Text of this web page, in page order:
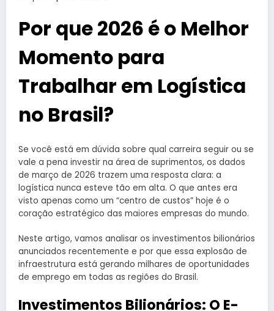
Por que 2026 é o Melhor
Momento para
Trabalhar em Logística
no Brasil?
Se você está em dúvida sobre qual carreira seguir ou se
vale a pena investir na área de suprimentos, os dados
de março de 2026 trazem uma resposta clara: a
logística nunca esteve tão em alta. O que antes era
visto apenas como um “centro de custos” hoje é o
coração estratégico das maiores empresas do mundo.
Neste artigo, vamos analisar os investimentos bilionários
anunciados recentemente e por que essa explosão de
infraestrutura está gerando milhares de oportunidades
de emprego em todas as regiões do Brasil.
Investimentos Bilionários: O E-